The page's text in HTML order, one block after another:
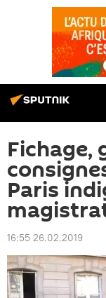
Fichage,
Paris
16:55 26.02.2019